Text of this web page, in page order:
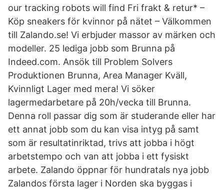
our tracking robots will find Fri frakt & retur* –
Köp sneakers för kvinnor på nätet – Välkommen
till Zalando.se! Vi erbjuder massor av märken och
modeller. 25 lediga jobb som Brunna på
Indeed.com. Ansök till Problem Solvers
Produktionen Brunna, Area Manager Kväll,
Kvinnligt Lager med mera! Vi söker
lagermedarbetare på 20h/vecka till Brunna.
Denna roll passar dig som är studerande eller har
ett annat jobb som du kan visa intyg på samt
som är resultatinriktad, trivs att jobba i högt
arbetstempo och van att jobba i ett fysiskt
arbete. Zalando öppnar för hundratals nya jobb
Zalandos första lager i Norden ska byggas i